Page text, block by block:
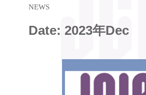
NEWS
Date: 2023年Dec